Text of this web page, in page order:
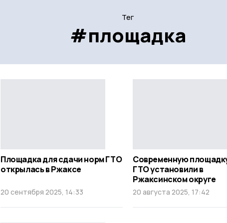
Тег
#площадка
Площадка для сдачи норм ГТО
открылась в Ржаксе
20 сентября 2025, 14:33
Современную
ГТО установили в
Ржаксинском округе
20 августа 2025, 17:42